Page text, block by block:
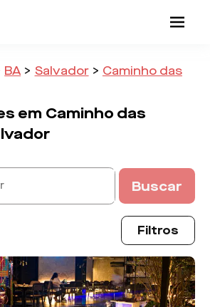
BA > Salvador > Caminho das
em Caminho das
Buscar
Filtros